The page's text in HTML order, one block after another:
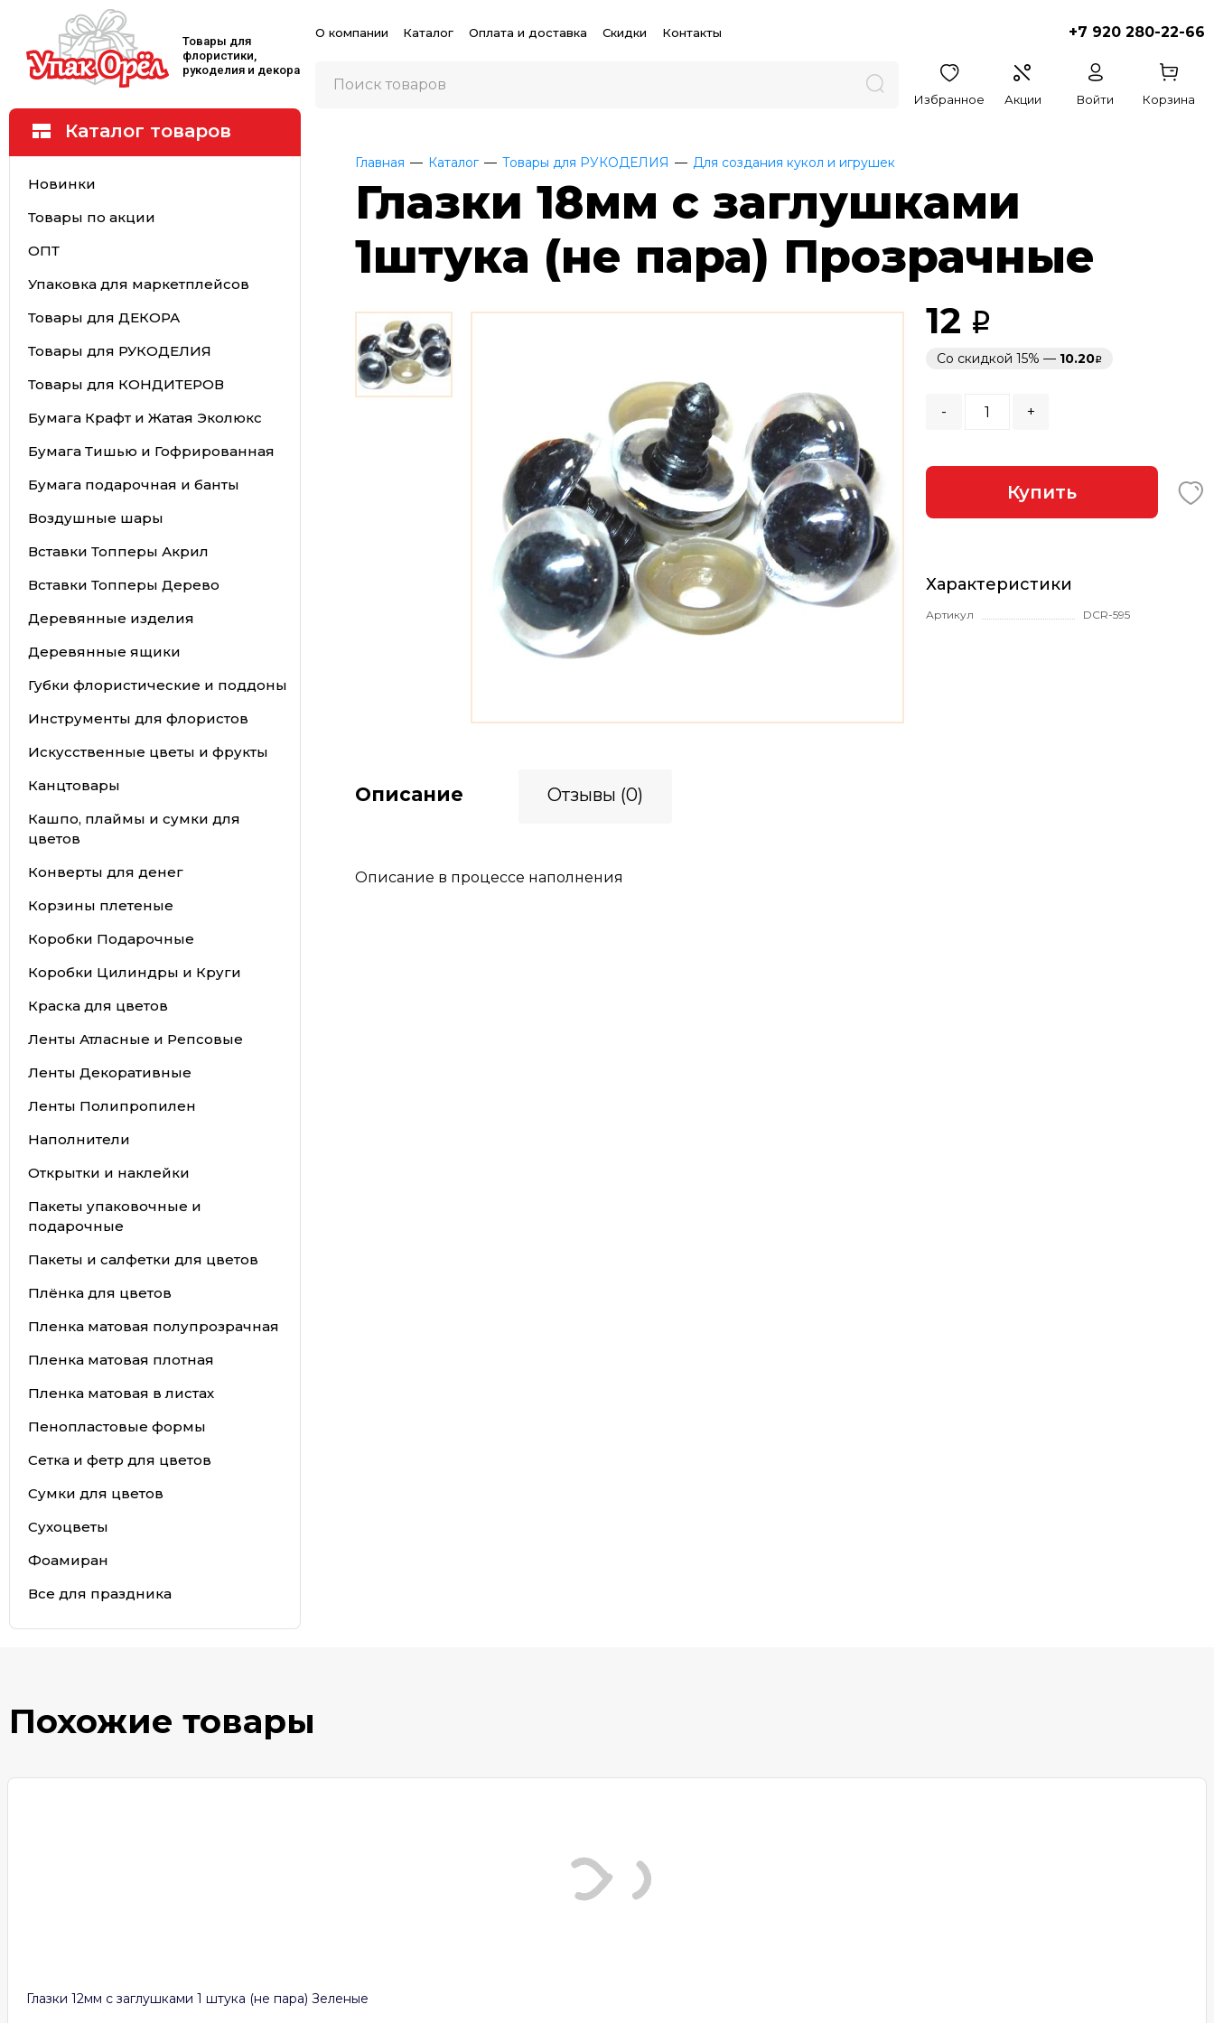
Товары для
флористики,
рукоделия и декора
О компании Каталог Оплата и доставка Скидки Контакты +7 920 280-22-66
Избранное Акции Войти Корзина
Каталог товаров
Новинки
Товары по акции
ОПТ
Упаковка для маркетплейсов
Товары для ДЕКОРА
Товары для РУКОДЕЛИЯ
Товары для КОНДИТЕРОВ
Бумага Крафт и Жатая Эколюкс
Бумага Тишью и Гофрированная
Бумага подарочная и банты
Воздушные шары
Вставки Топперы Акрил
Вставки Топперы Дерево
Деревянные изделия
Деревянные ящики
Губки флористические и поддоны
Инструменты для флористов
Искусственные цветы и фрукты
Канцтовары
Кашпо, плаймы и сумки для
цветов
Конверты для денег
Корзины плетеные
Коробки Подарочные
Коробки Цилиндры и Круги
Краска для цветов
Ленты Атласные и Репсовые
Ленты Декоративные
Ленты Полипропилен
Наполнители
Открытки и наклейки
Пакеты упаковочные и
подарочные
Пакеты и салфетки для цветов
Плёнка для цветов
Пленка матовая полупрозрачная
Пленка матовая плотная
Пленка матовая в листах
Пенопластовые формы
Сетка и фетр для цветов
Сумки для цветов
Сухоцветы
Фоамиран
Все для праздника
Главная Каталог Товары для РУКОДЕЛИЯ Для создания кукол и игрушек
Глазки 18мм с заглушками
1штука (не пара) Прозрачные
12
Со скидкой 15% — 10.20
- +
Купить
Характеристики
Артикул DCR-595
Описание Отзывы (0)
Описание в процессе наполнения
Похожие товары
Глазки 12мм с заглушками 1 штука (не пара) Зеленые